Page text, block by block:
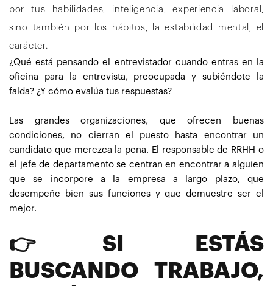
por tus habilidades, inteligencia, experiencia laboral,
sino también por los hábitos, la estabilidad mental, el
carácter.
¿Qué está pensando el entrevistador cuando entras en la
oficina para la entrevista, preocupada y subiéndote la
falda? ¿Y cómo evalúa tus respuestas?
Las grandes organizaciones, que ofrecen buenas
condiciones, no cierran el puesto hasta encontrar un
candidato que merezca la pena. El responsable de RRHH o
el jefe de departamento se centran en encontrar a alguien
que se incorpore a la empresa a largo plazo, que
desempeñe bien sus funciones y que demuestre ser el
mejor.
👉SI ESTÁS
BUSCANDO TRABAJO,